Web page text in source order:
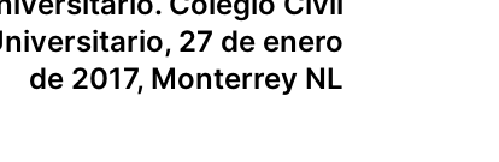
27 de enero
de 2017, Monterrey NL